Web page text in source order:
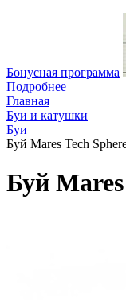
Бонусная программа
Подробнее
Главная
Буи и катушки
Буи
Буй Mares Tech
Буй